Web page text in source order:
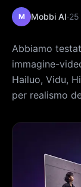
M Mobbi AI·
Abbiamo
immagine-
Hailuo, Vidu,
per realismo